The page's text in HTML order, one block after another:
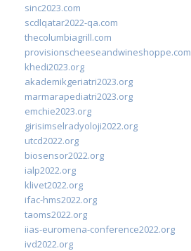
sinc2023.com
scdlqatar2022-qa.com
thecolumbiagrill.com
provisionscheeseandwineshoppe.com
khedi2023.org
akademikgeriatri2023.org
marmarapediatri2023.org
emchie2023.org
girisimselradyoloji2022.org
utcd2022.org
biosensor2022.org
ialp2022.org
klivet2022.org
ifac-hms2022.org
taoms2022.org
iias-euromena-conference2022.org
ivd2022.org